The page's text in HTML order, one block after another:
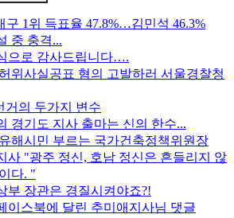
구 1위 득표율 47.8%…김민석 46.3%
중 충격...
으로 감사드립니다….
위사실공표 혐의 고발하러 서울경찰청
거의 두가지 변수
경기도 지사 출마는 신의 한수...
해시민 부르는 국가건축정책위원장
사 "광주 정신, 호남 정신은 흔들리지 않
다. "
부 장관은 경질시켜야죠?!
이스북에 달린 추미애지사님 댓글